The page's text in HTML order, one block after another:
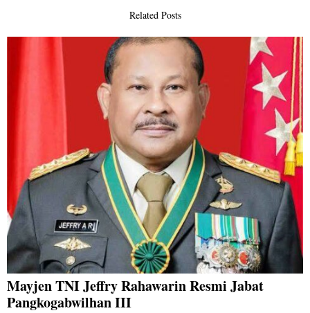
Related Posts
Mayjen TNI Jeffry Rahawarin Resmi Jabat
Pangkogabwilhan III